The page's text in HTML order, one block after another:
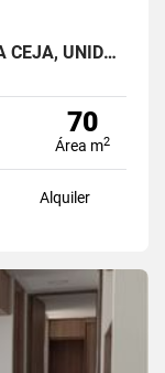
APARTAMENTO EN ARRIENDO EN LA CEJA, UNIDAD CERRADA.
70
Área m2
Alquiler